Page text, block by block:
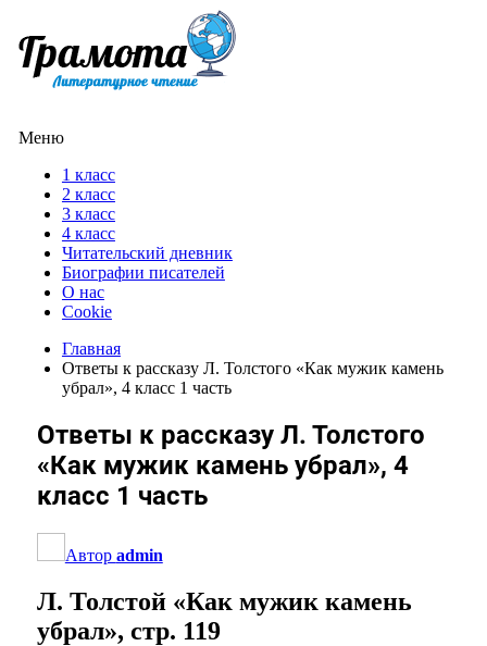
Меню
1 класс
2 класс
3 класс
4 класс
Читательский дневник
Биографии писателей
О нас
Cookie
Главная
Ответы к рассказу Л. Толстого «Как мужик камень
убрал», 4 класс 1 часть
Ответы к рассказу Л. Толстого
«Как мужик камень убрал», 4
класс 1 часть
Автор admin
Л. Толстой «Как мужик камень
убрал», стр. 119